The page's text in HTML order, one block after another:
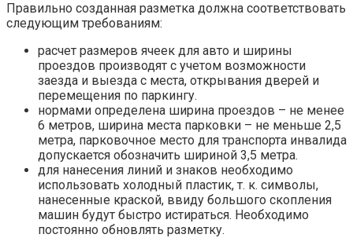
Правильно созданная разметка должна соответствовать
следующим требованиям:
расчет размеров ячеек для авто и ширины
проездов производят с учетом возможности
заезда и выезда с места, открывания дверей и
перемещения по паркингу.
нормами определена ширина проездов – не менее
6 метров, ширина места парковки – не меньше 2,5
метра, парковочное место для транспорта инвалида
допускается обозначить шириной 3,5 метра.
для нанесения линий и знаков необходимо
использовать холодный пластик, т. к. символы,
нанесенные краской, ввиду большого скопления
машин будут быстро истираться. Необходимо
постоянно обновлять разметку.